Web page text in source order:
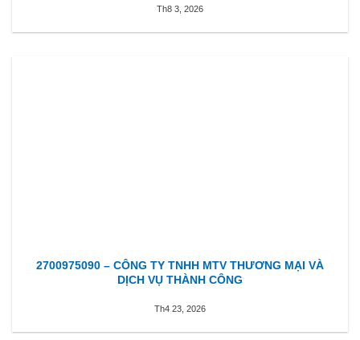
Th8 3, 2026
2700975090 – CÔNG TY TNHH MTV THƯƠNG MẠI VÀ
DỊCH VỤ THÀNH CÔNG
Th4 23, 2026